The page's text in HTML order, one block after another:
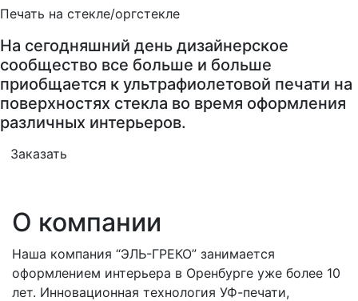
Печать на стекле/оргстекле
На сегодняшний день дизайнерское
сообщество все больше и больше
приобщается к ультрафиолетовой печати на
поверхностях стекла во время оформления
различных интерьеров.
Заказать
О компании
Наша компания “ЭЛЬ-ГРЕКО” занимается
оформлением интерьера в Оренбурге уже более 10
лет. Инновационная технология УФ-печати,